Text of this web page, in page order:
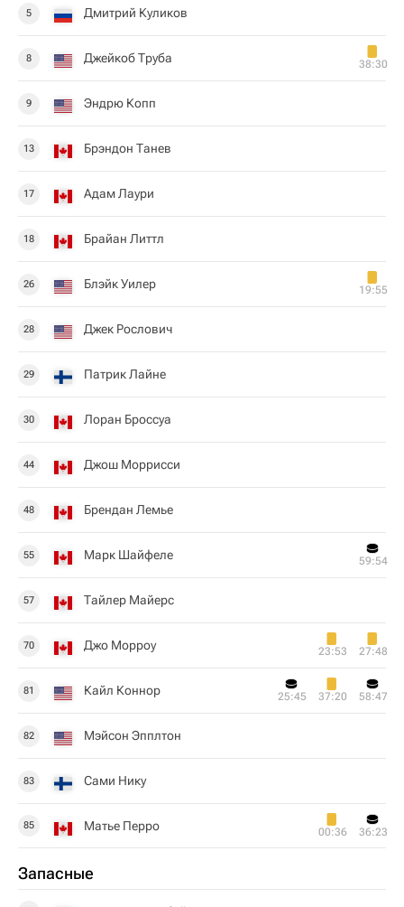
5 Дмитрий Куликов
8 Джейкоб Труба 38:30
9 Эндрю Копп
13 Брэндон Танев
17 Адам Лаури
18 Брайан Литтл
26 Блэйк Уилер 19:55
28 Джек Рослович
29 Патрик Лайне
30 Лоран Броссуа
44 Джош Моррисси
48 Брендан Лемье
55 Марк Шайфеле 59:54
57 Тайлер Майерс
70 Джо Морроу 23:53 27:48
81 Кайл Коннор 25:45 37:20 58:47
82 Мэйсон Эпплтон
83 Сами Нику
85 Матье Перро 00:36 36:23
Запасные